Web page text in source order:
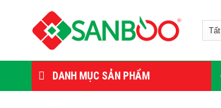
DANH MỤC SẢN PHẨM